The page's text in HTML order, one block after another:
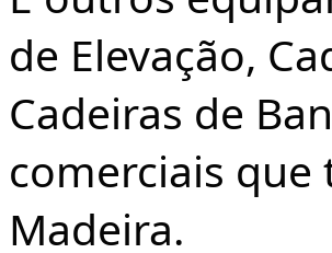
de Elevação,
Cadeiras de
comerciais
Madeira.